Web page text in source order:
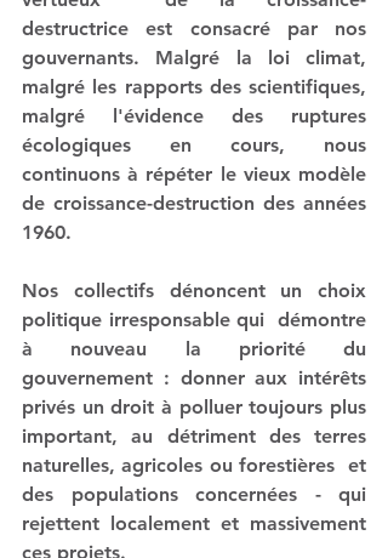
destructrice est consacré par nos
gouvernants. Malgré la loi climat,
malgré les rapports des scientifiques,
malgré l'évidence des ruptures
écologiques en cours, nous
continuons à répéter le vieux modèle
de croissance-destruction des années
1960.
Nos collectifs dénoncent un choix
politique irresponsable qui  démontre
à nouveau la priorité du
gouvernement : donner aux intérêts
privés un droit à polluer toujours plus
important, au détriment des terres
naturelles, agricoles ou forestières  et
des populations concernées - qui
rejettent localement et massivement
ces projets.